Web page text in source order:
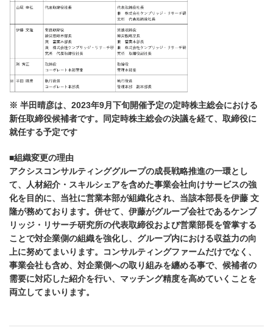
※ 半田晴彦は、2023年9月下旬開催予定の定時株主総会における
新任取締役候補者です。同定時株主総会の決議を経て、取締役に
就任する予定です
■組織変更の理由
アクシスコンサルティンググループの成長戦略推進の一環とし
て、人材紹介・スキルシェアを含めた事業会社向けサービスの強
化を目的に、当社に営業本部が組織化され、当該本部長を伊藤 文
隆が務めております。併せて、伊藤がグループ会社であるケンブ
リッジ・リサーチ研究所の代表取締役および営業部長を管掌する
ことで対企業側の組織を強化し、グループ内における収益力の向
上に努めてまいります。コンサルティングファームだけでなく、
事業会社も含め、対企業側への取り組みを纏める事で、候補者の
需要に対応した紹介を行い、マッチング精度を高めていくことを
両立してまいります。